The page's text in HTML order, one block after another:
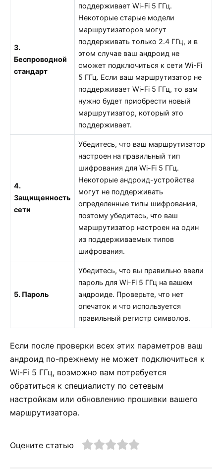
3.
Беспроводной
стандарт
поддерживает Wi-Fi 5 ГГц.
Некоторые старые модели
маршрутизаторов могут
поддерживать только 2.4 ГГц, и в
этом случае ваш андроид не
сможет подключиться к сети Wi-Fi
5 ГГц. Если ваш маршрутизатор не
поддерживает Wi-Fi 5 ГГц, то вам
нужно будет приобрести новый
маршрутизатор, который это
поддерживает.
4.
Защищенность
сети
Убедитесь, что ваш маршрутизатор
настроен на правильный тип
шифрования для Wi-Fi 5 ГГц.
Некоторые андроид-устройства
могут не поддерживать
определенные типы шифрования,
поэтому убедитесь, что ваш
маршрутизатор настроен на один
из поддерживаемых типов
шифрования.
5. Пароль
Убедитесь, что вы правильно ввели
пароль для Wi-Fi 5 ГГц на вашем
андроиде. Проверьте, что нет
опечаток и что используется
правильный регистр символов.
Если после проверки всех этих параметров ваш
андроид по-прежнему не может подключиться к
Wi-Fi 5 ГГц, возможно вам потребуется
обратиться к специалисту по сетевым
настройкам или обновлению прошивки вашего
маршрутизатора.
Оцените статью